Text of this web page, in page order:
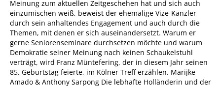
Meinung zum aktuellen Zeitgeschehen hat und sich auch
einzumischen weiß, beweist der ehemalige Vize-Kanzler
durch sein anhaltendes Engagement und auch durch die
Themen, mit denen er sich auseinandersetzt. Warum er
gerne Seniorenseminare durchsetzen möchte und warum
Demokratie seiner Meinung nach keinen Schaukelstuhl
verträgt, wird Franz Müntefering, der in diesem Jahr seinen
85. Geburtstag feierte, im Kölner Treff erzählen. Marijke
Amado & Anthony Sarpong Die lebhafte Holländerin und der